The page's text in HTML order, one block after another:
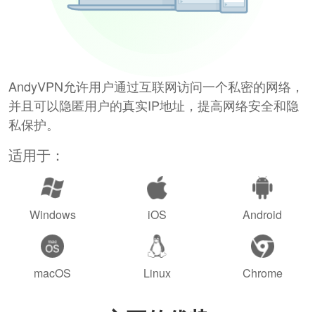
AndyVPN允许用户通过互联网访问一个私密的网络，
并且可以隐匿用户的真实IP地址，提高网络安全和隐
私保护。
适用于：
Windows iOS Android
macOS Linux Chrome